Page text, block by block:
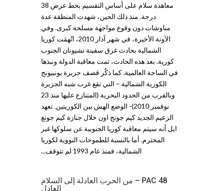
معاهدة سلام على أساس التقسيم بخط عرض 38
درجة. منذ ذلك الحين، شهدت المنطقة عدة
مناوشات دون وقوع مواجهة مسلحة كبرى. وفي
الآونة الأخيرة، في شهر آذار 2010، اتُهمَت كوريا
الشمالية بحادث غرق سفينة تشيونان الجنوب
كورية. بعد هذه الحادث، تمت معاقبة الدولة ونبذها
في الساحة العالمية. كما ذكٌر قصف جزيرة يونبيونج
الكورية الشمالية – التي تقع غرب شبه الجزيرة
وبالقرب من الحدود البحرية (المتنازع عليها منذ 23
نوفمبر 2010)- الوضع الهش بين الكوريتين. تعهد
الزعيم الجديد كيم جونج اون خلال جنازة كيم جونغ
ايل أنه سيتم معاقبة كوريا الجنوبية عن سلوكها غير
المحترم. أما بالنسبة للطموحات النووية لكوريا
الشمالية، فمنذ عام 1993 لم تتوقف...
PAC 48 – من الحرب العادلة إلى السلام
العادل